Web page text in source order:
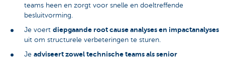
teams heen en zorgt voor snelle en doeltreffende
besluitvorming.
Je voert diepgaande root cause analyses en impactanalyses
uit om structurele verbeteringen te sturen.
Je adviseert zowel technische teams als senior